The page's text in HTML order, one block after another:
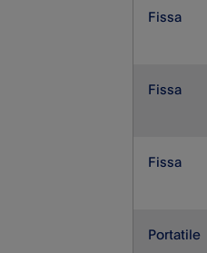
Fissa
Fissa
Fissa
Portatile